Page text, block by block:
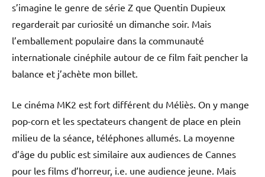
s’imagine le genre de série Z que Quentin Dupieux
regarderait par curiosité un dimanche soir. Mais
l’emballement populaire dans la communauté
internationale cinéphile autour de ce film fait pencher la
balance et j’achète mon billet.
Le cinéma MK2 est fort différent du Méliès. On y mange
pop-corn et les spectateurs changent de place en plein
milieu de la séance, téléphones allumés. La moyenne
d’âge du public est similaire aux audiences de Cannes
pour les films d’horreur, i.e. une audience jeune. Mais